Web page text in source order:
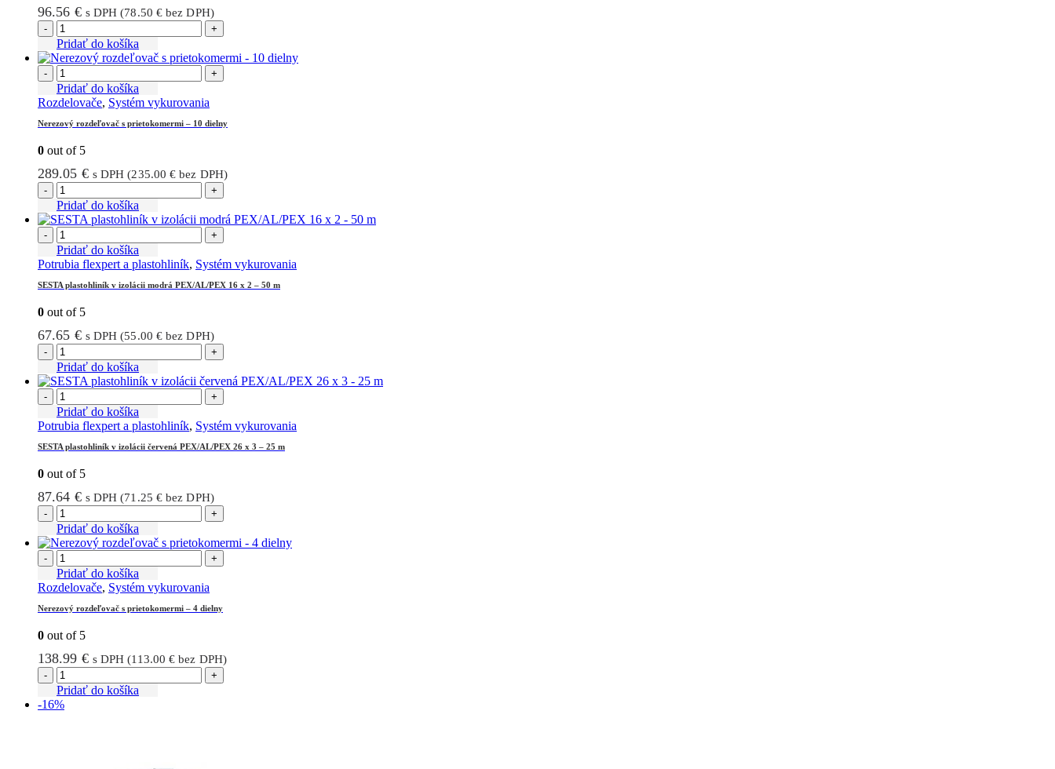
96.56 € s DPH (78.50 € bez DPH)
- +
Pridať do košíka
- +
Pridať do košíka
Rozdelovače, Systém vykurovania
Nerezový rozdeľovač s prietokomermi – 10 dielny
0 out of 5
289.05 € s DPH (235.00€ bez DPH)
- +
Pridať do košíka
- +
Pridať do košíka
Potrubia flexpert a plastohliník, Systém vykurovania
SESTA plastohliník v izolácii modrá PEX/AL/PEX 16 x 2 – 50 m
0 out of 5
67.65 € s DPH (55.00 € bez DPH)
- +
Pridať do košíka
- +
Pridať do košíka
Potrubia flexpert a plastohliník, Systém vykurovania
SESTA plastohliník v izolácii červená PEX/AL/PEX 26 x 3 – 25 m
0 out of 5
87.64 € s DPH (71.25 € bez DPH)
- +
Pridať do košíka
- +
Pridať do košíka
Rozdelovače, Systém vykurovania
Nerezový rozdeľovač s prietokomermi – 4 dielny
0 out of 5
138.99 € s DPH (113.00€ bez DPH)
- +
Pridať do košíka
-16%